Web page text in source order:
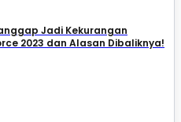
Jadi Kekurangan
2023 dan Alasan Dibaliknya!